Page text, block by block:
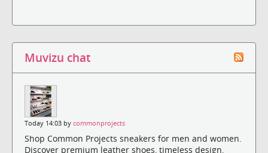
Muvizu chat
Today 14:03 by commonprojects
Shop Common Projects sneakers for men and women.
Discover premium leather shoes, timeless design,